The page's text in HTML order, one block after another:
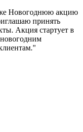
Новогоднюю акцию
принять
Акция стартует в
новогодним